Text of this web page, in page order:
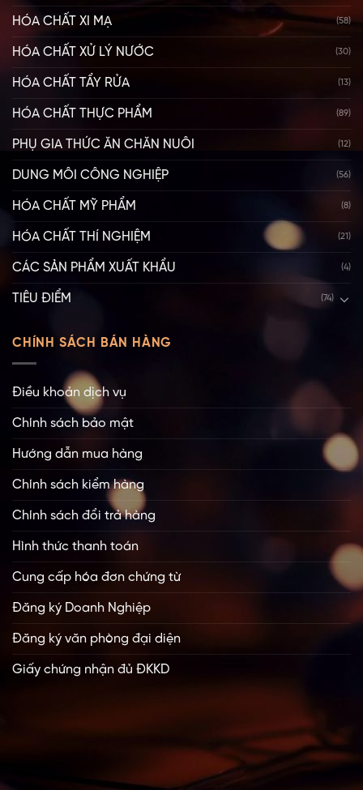
HÓA CHẤT XI MẠ (58)
HÓA CHẤT XỬ LÝ NƯỚC (30)
HÓA CHẤT TẨY RỬA (13)
HÓA CHẤT THỰC PHẨM (89)
PHỤ GIA THỨC ĂN CHĂN NUÔI (12)
DUNG MÔI CÔNG NGHIỆP (56)
HÓA CHẤT MỸ PHẨM (8)
HÓA CHẤT THÍ NGHIỆM (21)
CÁC SẢN PHẨM XUẤT KHẨU (4)
TIÊU ĐIỂM (74)
CHÍNH SÁCH BÁN HÀNG
Điều khoản dịch vụ
Chính sách bảo mật
Hướng dẫn mua hàng
Chính sách kiểm hàng
Chính sách đổi trả hàng
Hình thức thanh toán
Cung cấp hóa đơn chứng từ
Đăng ký Doanh Nghiệp
Đăng ký văn phòng đại diện
Giấy chứng nhận đủ ĐKKD